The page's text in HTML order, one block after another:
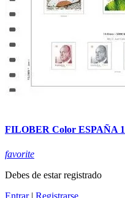
FILOBER Color ESPAÑA
favorite
Debes de estar registrado
Entrar| Registrarse